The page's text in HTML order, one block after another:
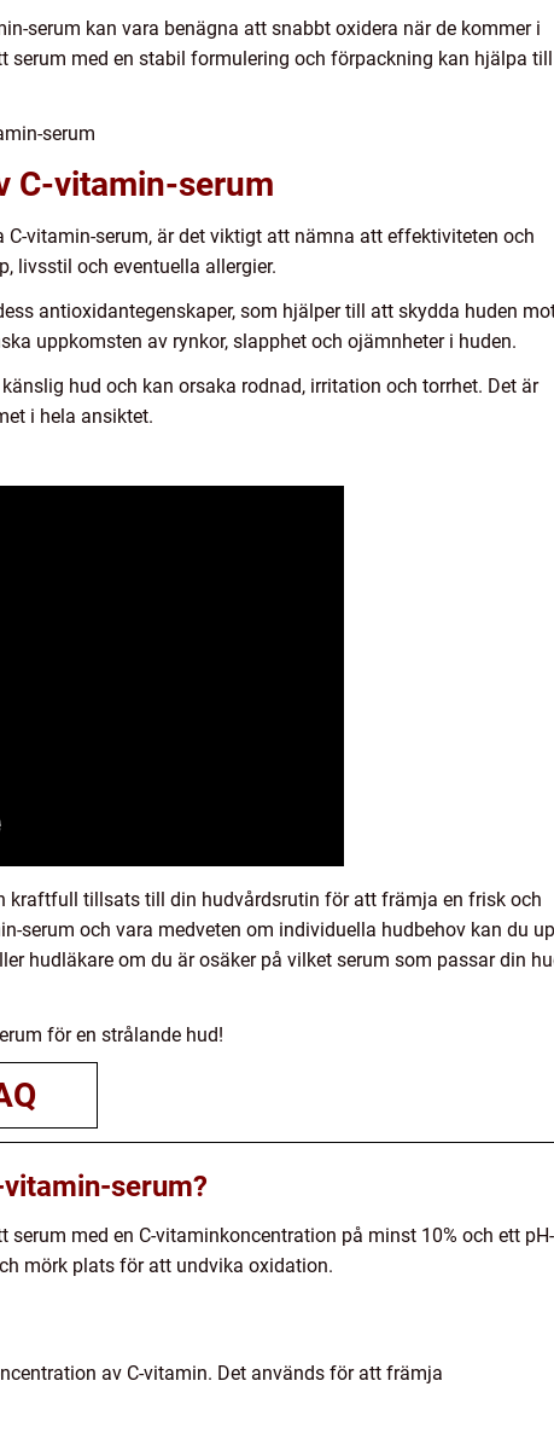
serum kan vara benägna att snabbt oxidera när de kommer i
med en stabil formulering och förpackning kan hjälpa
serum
C-vitamin-serum
vitamin-serum, är det viktigt att nämna att effektiviteten och
livsstil och eventuella allergier.
antioxidantegenskaper, som hjälper till att skydda huden
uppkomsten av rynkor, slapphet och ojämnheter i huden.
hud och kan orsaka rodnad, irritation och torrhet. Det är
i hela ansiktet.
kraftfull tillsats till din hudvårdsrutin för att främja en frisk och
serum och vara medveten om individuella hudbehov kan du
hudläkare om du är osäker på vilket serum som passar din
för en strålande hud!
serum?
med en C-vitaminkoncentration på minst 10% och ett pH-
mörk plats för att undvika oxidation.
av C-vitamin. Det används för att främja